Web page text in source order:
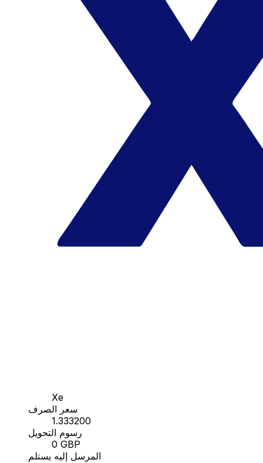
Xe
سعر الصرف
1.333200
رسوم التحويل
0 GBP
المرسل إليه يستلم